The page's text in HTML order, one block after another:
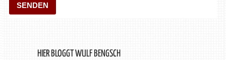
HIER BLOGGT WULF BENGSCH